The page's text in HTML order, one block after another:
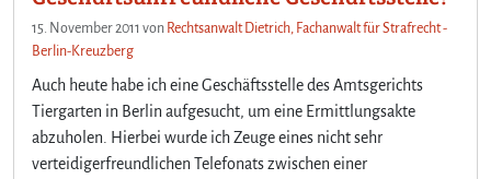
15. November 2011 von Rechtsanwalt Dietrich, Fachanwalt für Strafrecht -
Berlin-Kreuzberg
Auch heute habe ich eine Geschäftsstelle des Amtsgerichts
Tiergarten in Berlin aufgesucht, um eine Ermittlungsakte
abzuholen. Hierbei wurde ich Zeuge eines nicht sehr
verteidigerfreundlichen Telefonats zwischen einer